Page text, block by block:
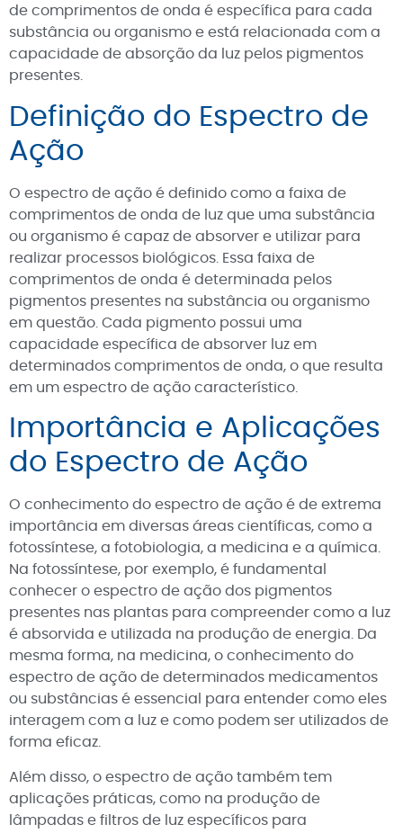
de comprimentos de onda é específica para cada
substância ou organismo e está relacionada com a
capacidade de absorção da luz pelos pigmentos
presentes.
Definição do Espectro de
Ação
O espectro de ação é definido como a faixa de
comprimentos de onda de luz que uma substância
ou organismo é capaz de absorver e utilizar para
realizar processos biológicos. Essa faixa de
comprimentos de onda é determinada pelos
pigmentos presentes na substância ou organismo
em questão. Cada pigmento possui uma
capacidade específica de absorver luz em
determinados comprimentos de onda, o que resulta
em um espectro de ação característico.
Importância e Aplicações
do Espectro de Ação
O conhecimento do espectro de ação é de extrema
importância em diversas áreas científicas, como a
fotossíntese, a fotobiologia, a medicina e a química.
Na fotossíntese, por exemplo, é fundamental
conhecer o espectro de ação dos pigmentos
presentes nas plantas para compreender como a luz
é absorvida e utilizada na produção de energia. Da
mesma forma, na medicina, o conhecimento do
espectro de ação de determinados medicamentos
ou substâncias é essencial para entender como eles
interagem com a luz e como podem ser utilizados de
forma eficaz.
Além disso, o espectro de ação também tem
aplicações práticas, como na produção de
lâmpadas e filtros de luz específicos para